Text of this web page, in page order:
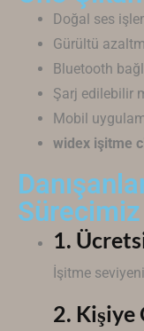
Doğal ses
Gürültü
Bluetooth
Şarj edilebilir
Mobil
widex işitme
Sürecimiz
1.
İşitme
2. Kişiye